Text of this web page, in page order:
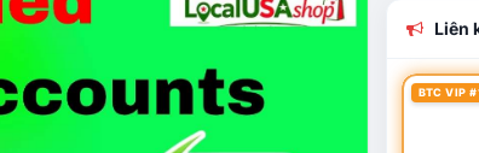
nhật ngay. XRP Ledger đề xuất sửa đổi
USD.
Rate BTC chỉ ở mức 0.0035%. Vùng
cần chờ xác nhận dòng tiền.
Liên
BTC VIP